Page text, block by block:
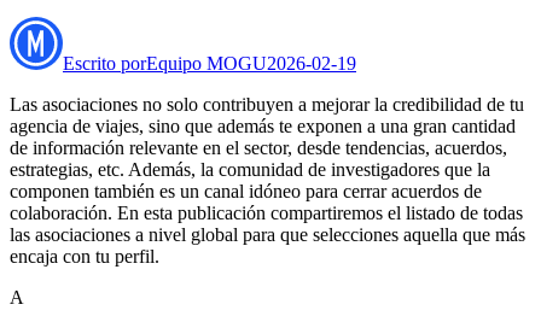
Escrito porEquipo MOGU2026-02-19
Las asociaciones no solo contribuyen a mejorar la credibilidad de tu
agencia de viajes, sino que además te exponen a una gran cantidad
de información relevante en el sector, desde tendencias, acuerdos,
estrategias, etc. Además, la comunidad de investigadores que la
componen también es un canal idóneo para cerrar acuerdos de
colaboración. En esta publicación compartiremos el listado de todas
las asociaciones a nivel global para que selecciones aquella que más
encaja con tu perfil.
A